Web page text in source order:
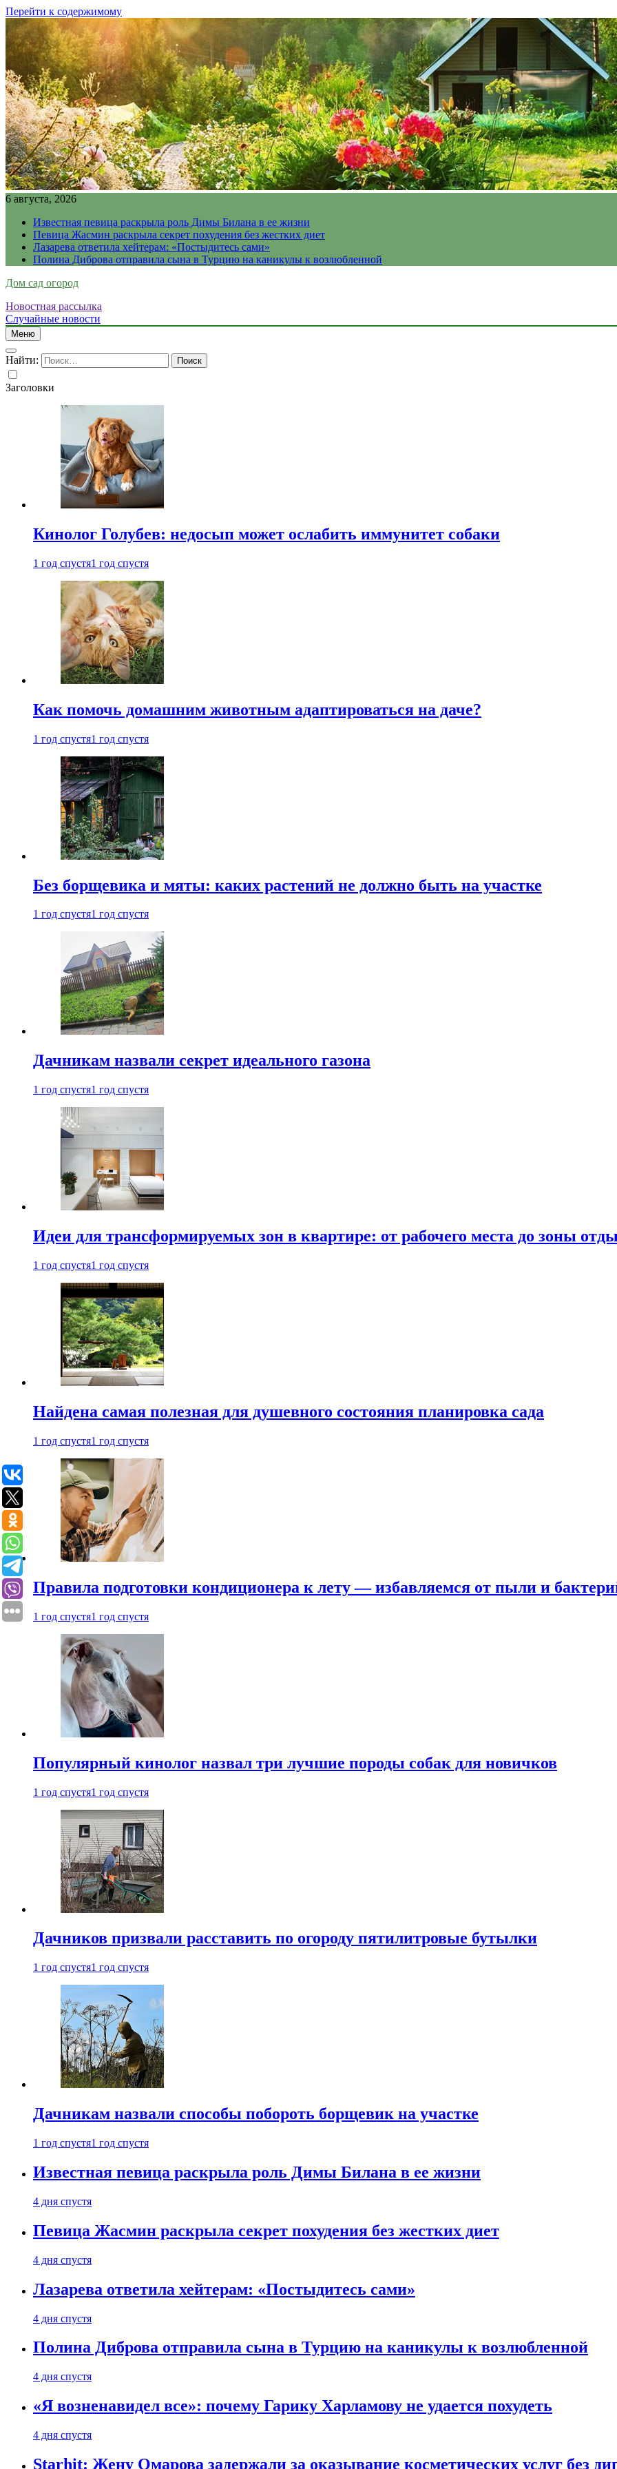
Перейти к содержимому
6 августа, 2026
Известная певица раскрыла роль Димы Билана в ее жизни
Певица Жасмин раскрыла секрет похудения без жестких диет
Лазарева ответила хейтерам: «Постыдитесь сами»
Полина Диброва отправила сына в Турцию на каникулы к возлюбленной
Дом сад огород
Новостная рассылка
Случайные новости
Меню
Найти:
Заголовки
Кинолог Голубев: недосып может ослабить иммунитет собаки
1 год спустя1 год спустя
Как помочь домашним животным адаптироваться на даче?
1 год спустя1 год спустя
Без борщевика и мяты: каких растений не должно быть на участке
1 год спустя1 год спустя
Дачникам назвали секрет идеального газона
1 год спустя1 год спустя
Идеи для трансформируемых зон в квартире: от рабочего места до зоны
1 год спустя1 год спустя
Найдена самая полезная для душевного состояния планировка сада
1 год спустя1 год спустя
Правила подготовки кондиционера к лету — избавляемся от пыли и
1 год спустя1 год спустя
Популярный кинолог назвал три лучшие породы собак для новичков
1 год спустя1 год спустя
Дачников призвали расставить по огороду пятилитровые бутылки
1 год спустя1 год спустя
Дачникам назвали способы побороть борщевик на участке
1 год спустя1 год спустя
Известная певица раскрыла роль Димы Билана в ее жизни
4 дня спустя
Певица Жасмин раскрыла секрет похудения без жестких диет
4 дня спустя
Лазарева ответила хейтерам: «Постыдитесь сами»
4 дня спустя
Полина Диброва отправила сына в Турцию на каникулы к возлюбленной
4 дня спустя
«Я возненавидел все»: почему Гарику Харламову не удается похудеть
4 дня спустя
Starhit: Жену Омарова задержали за оказывание косметических услуг без